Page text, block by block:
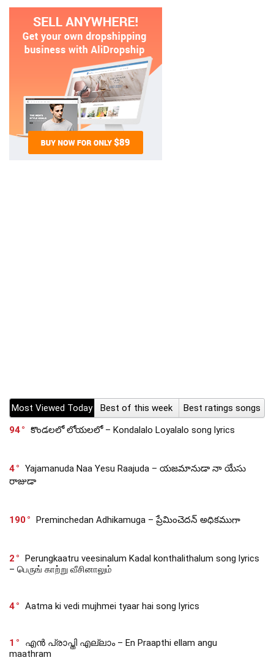
Most Viewed Today Best of this week
Best ratings songs
94
కొండలలో లోయలలో – Kondalalo Loyalalo song lyrics
4
Yajamanuda Naa Yesu Raajuda – యజమానుడా నా యేసు
రాజుడా
190 Preminchedan Adhikamuga – ప్రేమించెదన్ అధికముగా
2
Perungkaatru veesinalum Kadal konthalithalum song lyrics
– பெருங் காற்று வீசினாலும்
4 Aatma ki vedi mujhmei tyaar hai song lyrics
1
എൻ പ്രാപ്തി എല്ലാം – En Praapthi ellam angu
maathram